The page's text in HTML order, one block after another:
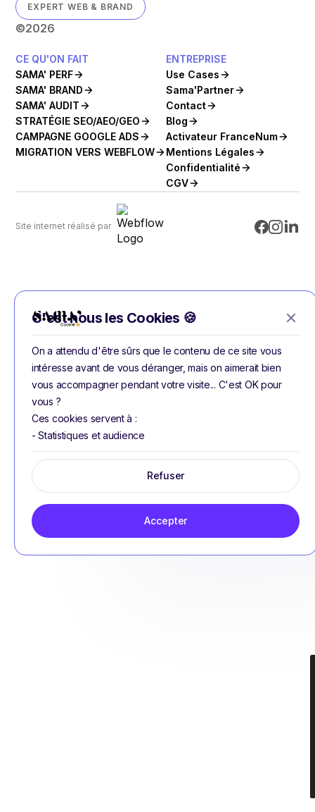
EXPERT WEB & BRAND
©2026
CE QU'ON FAIT
SAMA' PERF
SAMA' BRAND
SAMA' AUDIT
STRATÉGIE SEO/AEO/GEO
CAMPAGNE GOOGLE ADS
MIGRATION VERS WEBFLOW
ENTREPRISE
Use Cases
Sama'Partner
Contact
Blog
Activateur FranceNum
Mentions Légales
Confidentialité
CGV
Site internet réalisé par
C'est nous les Cookies 🍪
On a attendu d'être sûrs que le contenu de ce site vous
intéresse avant de vous déranger, mais on aimerait bien
vous accompagner pendant votre visite... C'est OK pour
vous ?
Ces cookies servent à :
- Statistiques et audience
Refuser
Accepter